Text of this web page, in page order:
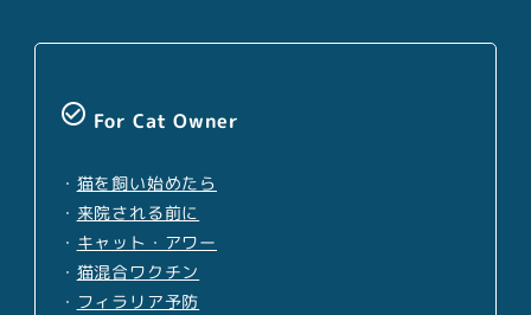
check_circle_outline For Cat Owner
・ 猫を飼い始めたら
・ 来院される前に
・ キャット・アワー
・ 猫混合ワクチン
・ フィラリア予防